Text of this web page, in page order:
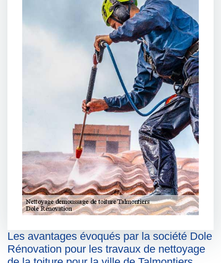
Les avantages évoqués par la société Dole
Rénovation pour les travaux de nettoyage